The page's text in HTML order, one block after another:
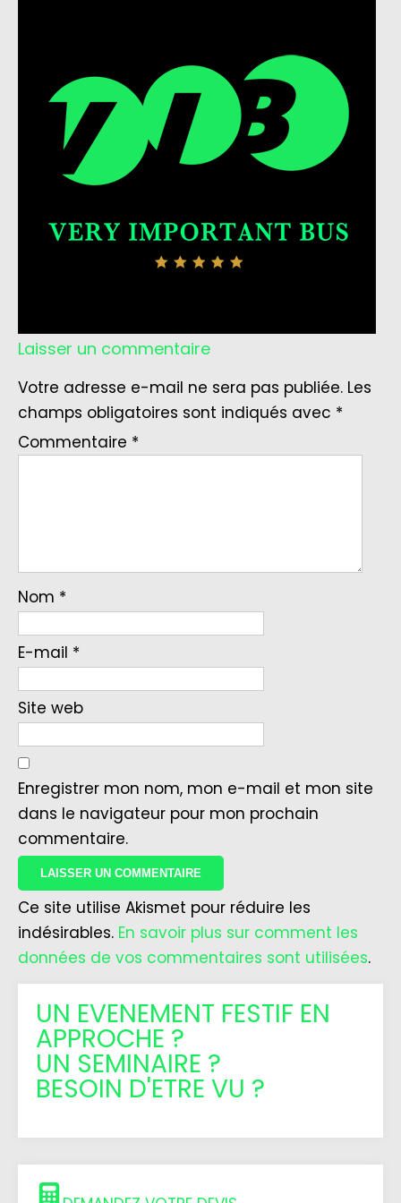
Laisser un commentaire
Votre adresse e-mail ne sera pas publiée. Les
champs obligatoires sont indiqués avec *
Commentaire *
Nom *
E-mail *
Site web
Enregistrer mon nom, mon e-mail et mon site
dans le navigateur pour mon prochain
commentaire.
Ce site utilise Akismet pour réduire les
indésirables. En savoir plus sur comment les
données de vos commentaires sont utilisées.
UN EVENEMENT FESTIF EN
APPROCHE ?
UN SEMINAIRE ?
BESOIN D'ETRE VU ?